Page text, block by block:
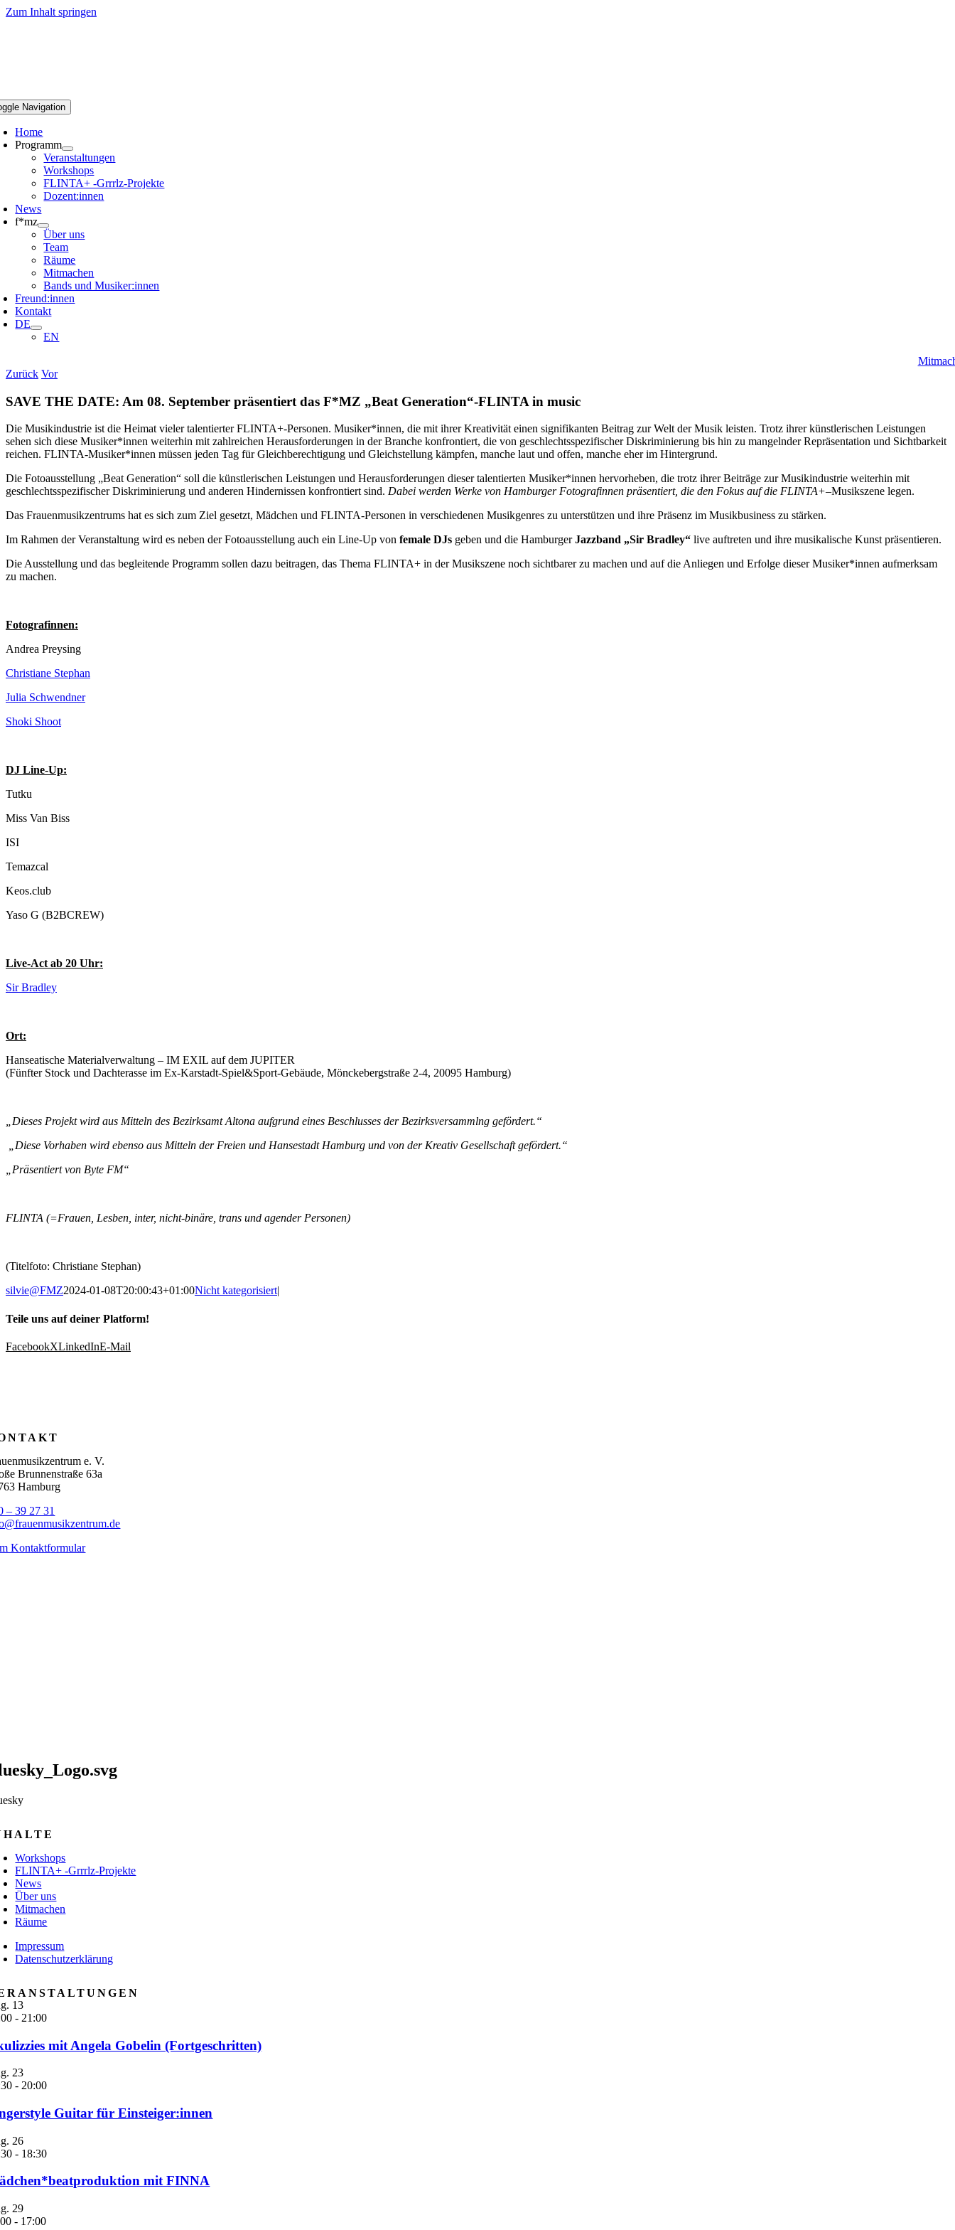
Zum Inhalt springen
Navigation
Home
Programm
Veranstaltungen
Workshops
FLINTA+ -Grrrlz-Projekte
Dozent:innen
News
f*mz
Über uns
Team
Räume
Mitmachen
Bands und Musiker:innen
Freund:innen
Kontakt
DE
EN
Zurück Vor
SAVE THE DATE: Am 08. September präsentiert das F*MZ „Beat Generation“-FLINTA in music
Die Musikindustrie ist die Heimat vieler talentierter FLINTA+-Personen. Musiker*innen, die mit ihrer Kreativität einen signifikanten Beitrag zur Welt der Musik leisten. Trotz ihrer künstlerischen Leistungen
sehen sich diese Musiker*innen weiterhin mit zahlreichen Herausforderungen in der Branche konfrontiert, die von geschlechtsspezifischer Diskriminierung bis hin zu mangelnder Repräsentation und Sichtbarkeit
reichen. FLINTA-Musiker*innen müssen jeden Tag für Gleichberechtigung und Gleichstellung kämpfen, manche laut und offen, manche eher im Hintergrund.
Die Fotoausstellung „Beat Generation“ soll die künstlerischen Leistungen und Herausforderungen dieser talentierten Musiker*innen hervorheben, die trotz ihrer Beiträge zur Musikindustrie weiterhin mit
geschlechtsspezifischer Diskriminierung und anderen Hindernissen konfrontiert sind. Dabei werden Werke von Hamburger Fotografinnen präsentiert, die den Fokus auf die FLINTA+–Musikszene legen.
Das Frauenmusikzentrums hat es sich zum Ziel gesetzt, Mädchen und FLINTA-Personen in verschiedenen Musikgenres zu unterstützen und ihre Präsenz im Musikbusiness zu stärken.
Im Rahmen der Veranstaltung wird es neben der Fotoausstellung auch ein Line-Up von female DJs geben und die HamburgerJazzband „Sir Bradley“ live auftreten und ihre musikalische Kunst präsentieren.
Die Ausstellung und das begleitende Programm sollen dazu beitragen, das Thema FLINTA+ in der Musikszene noch sichtbarer zu machen und auf die Anliegen und Erfolge dieser Musiker*innen aufmerksam
zu machen.
Fotografinnen:
Andrea Preysing
Christiane Stephan
Julia Schwendner
Shoki Shoot
DJ Line-Up:
Tutku
Miss Van Biss
ISI
Temazcal
Keos.club
Yaso G (B2BCREW)
Live-Act ab 20 Uhr:
Sir Bradley
Ort:
Hanseatische Materialverwaltung – IM EXIL auf dem JUPITER
(Fünfter Stock und Dachterasse im Ex-Karstadt-Spiel&Sport-Gebäude, Mönckebergstraße 2-4, 20095 Hamburg)
„Dieses Projekt wird aus Mitteln des Bezirksamt Altona aufgrund eines Beschlusses der Bezirksversammlng gefördert.“
„Diese Vorhaben wird ebenso aus Mitteln der Freien und Hansestadt Hamburg und von der Kreativ Gesellschaft gefördert.“
„Präsentiert von Byte FM“
FLINTA (=Frauen, Lesben, inter, nicht-binäre, trans und agender Personen)
(Titelfoto: Christiane Stephan)
silvie@FMZ2024-01-08T20:00:43+01:00Nicht kategorisiert|
Teile uns auf deiner Platform!
FacebookXLinkedInE-Mail
e. V.
Brunnenstraße 63a
Hamburg
– 39 27 31
Kontaktformular
Workshops
FLINTA+ -Grrrlz-Projekte
News
Über uns
Mitmachen
Räume
Impressum
Datenschutzerklärung
13
- 21:00
mit Angela Gobelin (Fortgeschritten)
23
- 20:00
Guitar für Einsteiger:innen
26
- 18:30
mit FINNA
29
- 17:00